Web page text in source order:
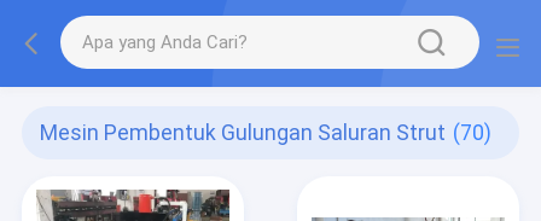
Mesin Pembentuk Gulungan Saluran Strut (70)